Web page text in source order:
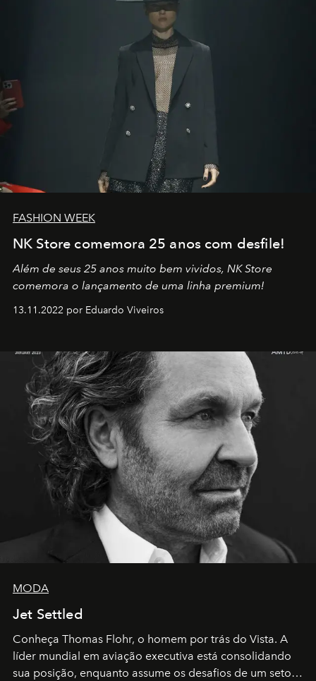
FASHION WEEK
NK Store comemora 25 anos com desfile!
Além de seus 25 anos muito bem vividos, NK Store
comemora o lançamento de uma linha premium!
13.11.2022 por Eduardo Viveiros
MODA
Jet Settled
Conheça Thomas Flohr, o homem por trás do Vista. A
líder mundial em aviação executiva está consolidando
sua posição, enquanto assume os desafios de um setor